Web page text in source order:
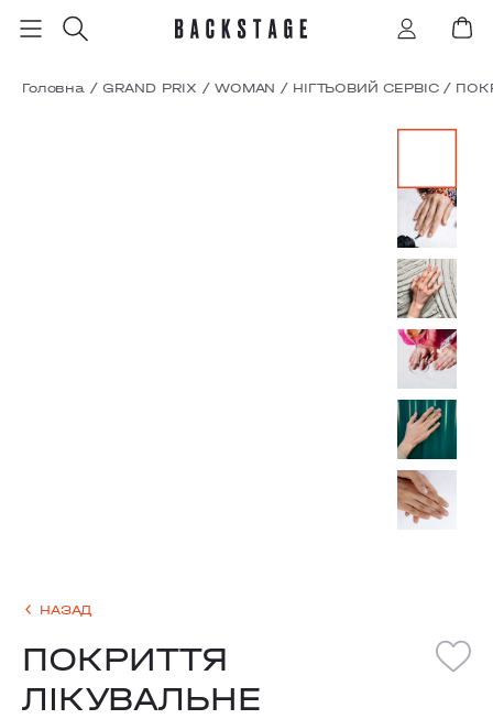
Головна / GRAND PRIX / WOMAN / НІГТЬОВИЙ СЕРВІС /
НАЗАД
ПОКРИТТЯ
ЛІКУВАЛЬНЕ